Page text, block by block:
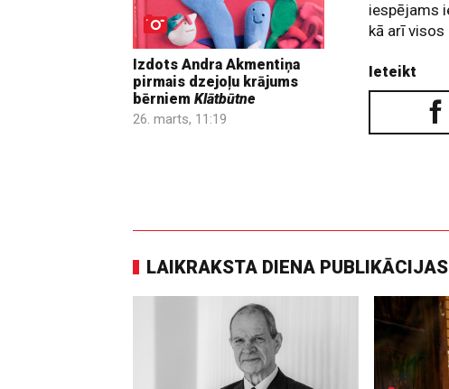
Izdots Andra Akmentiņa
pirmais dzejoļu krājums
bērniem Klātbūtne
26. marts, 11:19
iespējams
kā arī
Ieteikt
LAIKRAKSTA DIENA PUBLIKĀCIJAS